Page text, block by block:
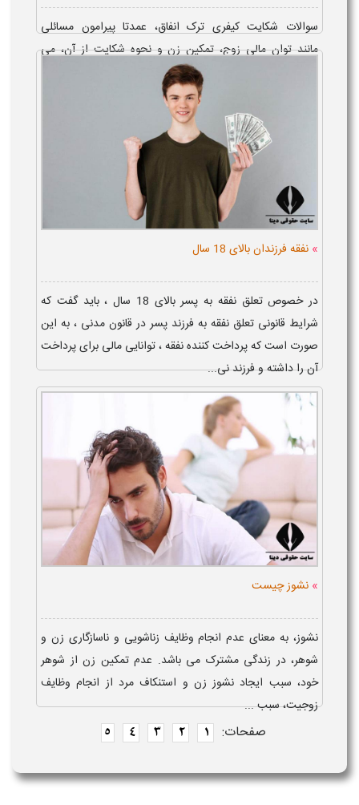
سوالات شکایت کیفری ترک انفاق، عمدتا پیرامون مسائلی
مانند توان مالی زوج، تمکین زن و نحوه شکایت از آن، می
باشد. در پاسخ به این سوالات، می توان گفت، زمانی که مرد،
» نفقه فرزندان بالای 18 سال
در خصوص تعلق نفقه به پسر بالای 18 سال ، باید گفت که
شرایط قانونی تعلق نفقه به فرزند پسر در قانون مدنی ، به این
صورت است که پرداخت کننده نفقه ، توانایی مالی برای پرداخت
آن را داشته و فرزند نی...
» نشوز چیست
نشوز، به معنای عدم انجام وظایف زناشویی و ناسازگاری زن و
شوهر، در زندگی مشترک می باشد. عدم تمکین زن از شوهر
خود، سبب ایجاد نشوز زن و استنکاف مرد از انجام وظایف
زوجیت، سبب ...
صفحات: 1
2
3
4
5